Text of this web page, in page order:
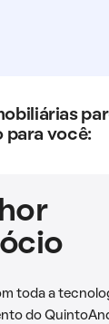
para você:
toda a
do